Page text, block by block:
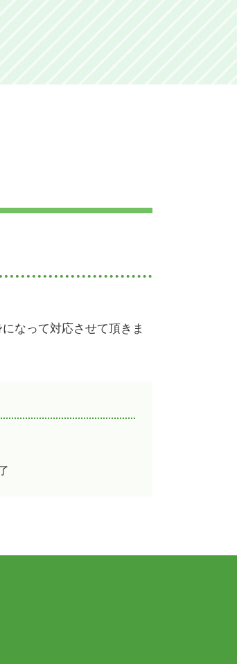
ポット
神社 どんど
スピリチュアル
ラストサムライ
ースポット
なって対応させて頂きま